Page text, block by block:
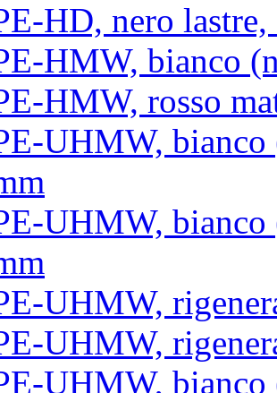
HD, nero lastre,
HMW, bianco
HMW, rosso
UHMW, bianco
UHMW, bianco
UHMW,
UHMW,
UHMW,